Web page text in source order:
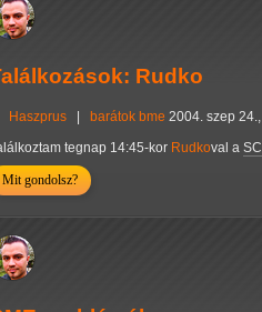
Rudko
Haszprus barátok bme 2004. szep
tegnap 14:45-kor Rudkoval a
Mit gondolsz?